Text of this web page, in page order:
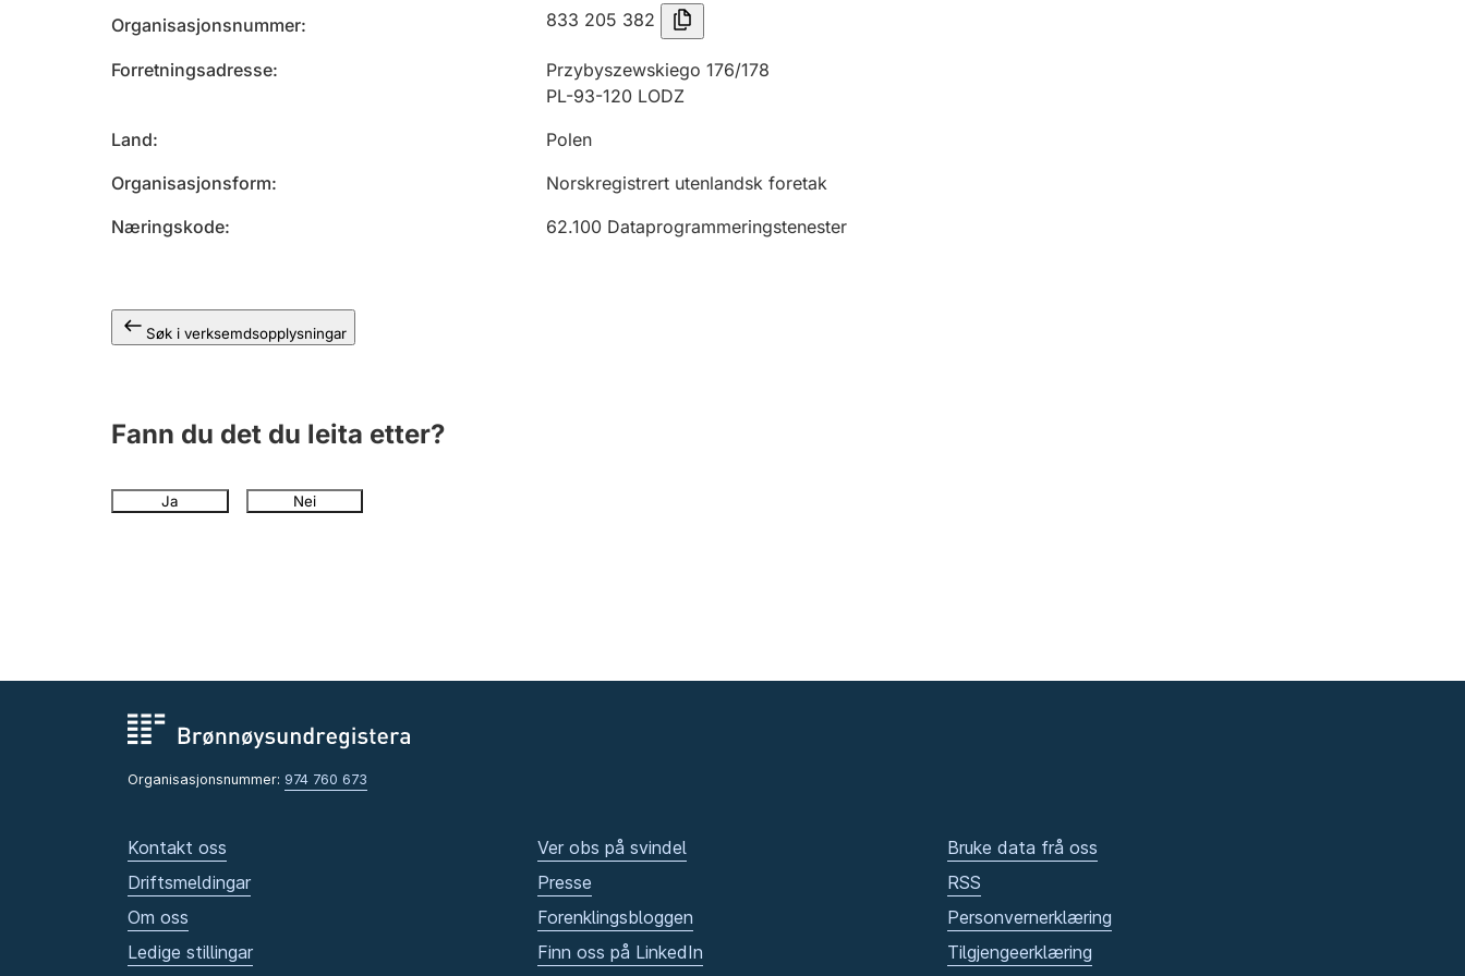
Organisasjonsnummer 833 205 382
Forretningsadresse
Przybyszewskiego 176/178
PL-93-120 LODZ
Land
Polen
Organisasjonsform
Norskregistrert utenlandsk foretak
Næringskode
62.100 Dataprogrammeringstenester
Søk i verksemdsopplysningar
Fann du det du leita etter?
Ja Nei
Organisasjonsnummer: 974 760 673
Kontakt oss
Driftsmeldingar
Om oss
Ledige stillingar
Ver obs på svindel
Presse
Forenklingsbloggen
Finn oss på LinkedIn
Bruke data frå oss
RSS
Personvernerklæring
Tilgjengeerklæring